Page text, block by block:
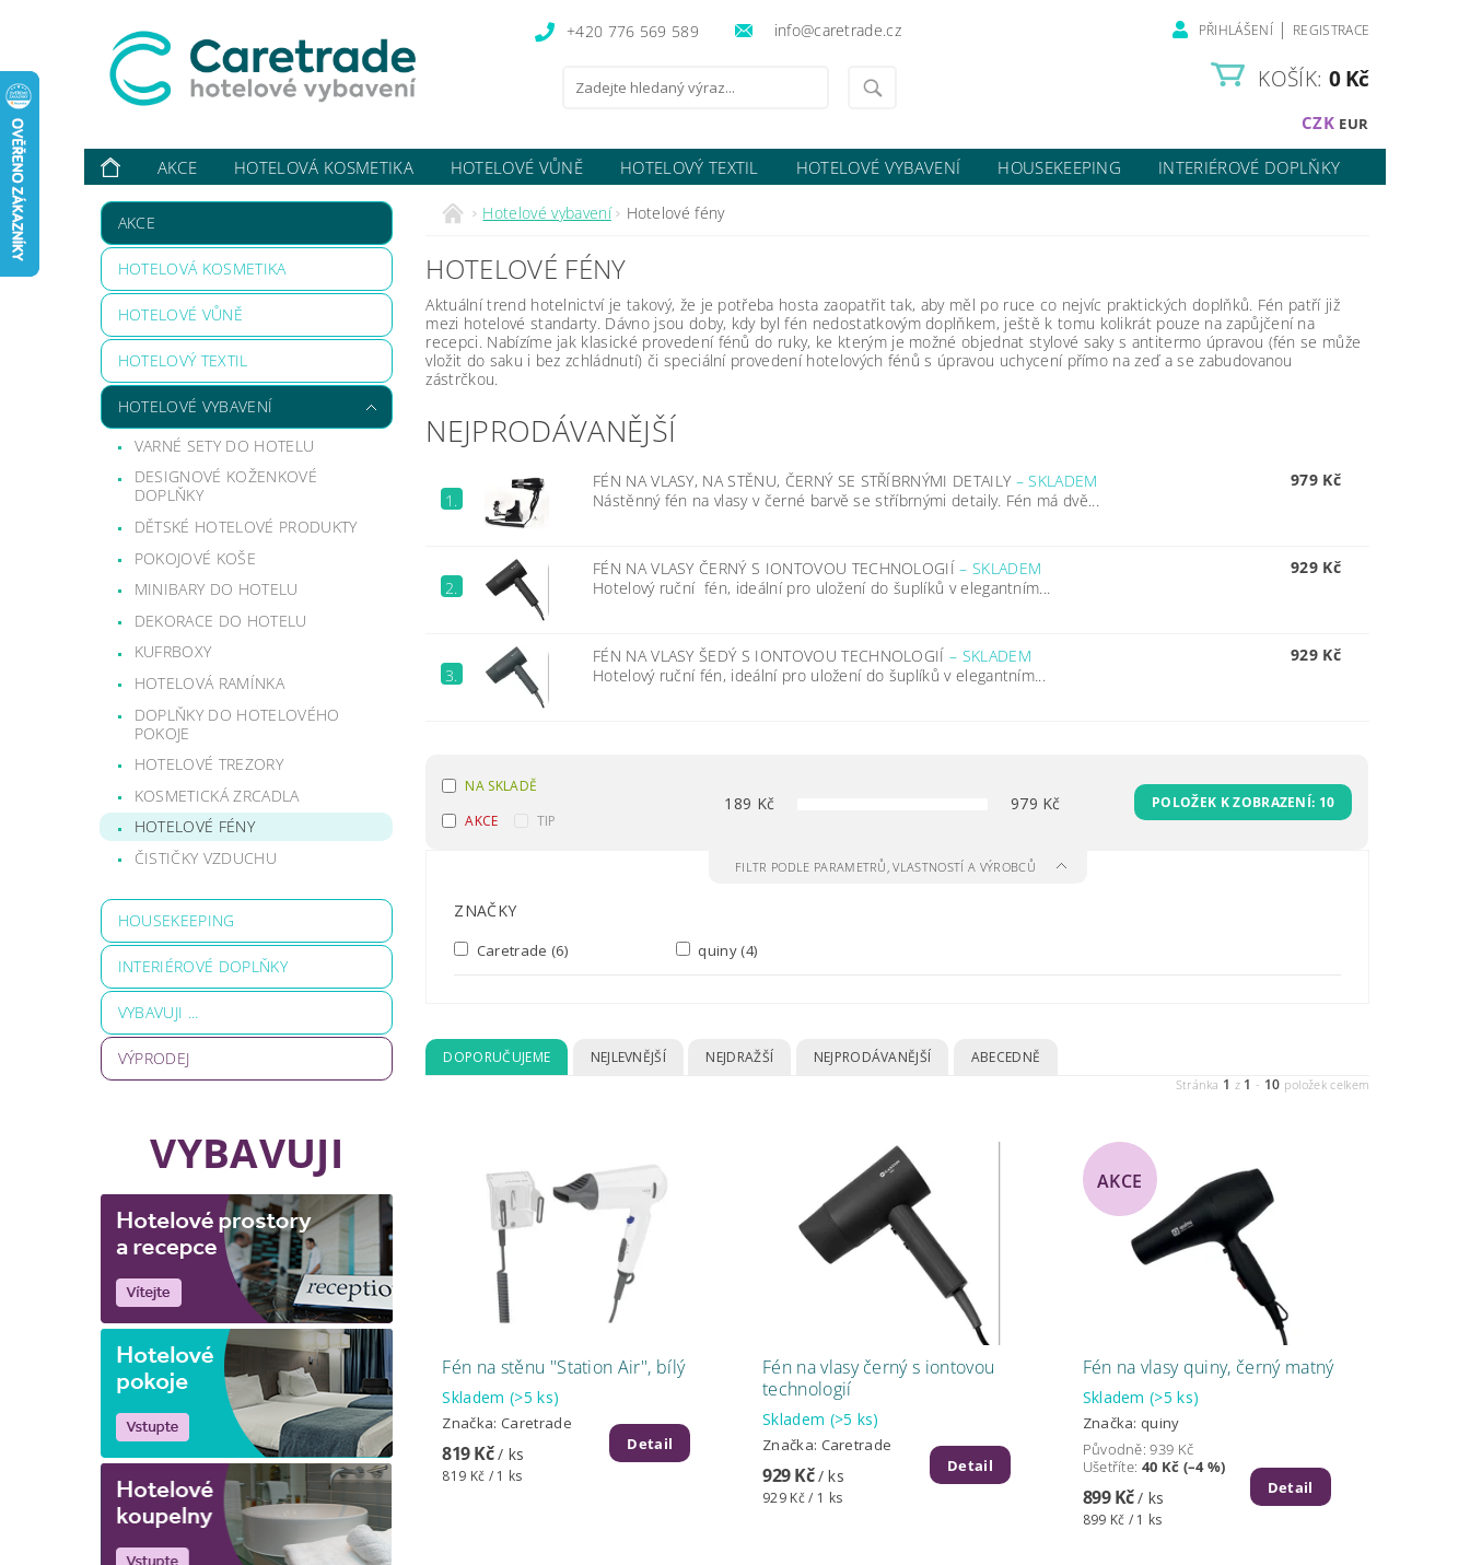
+420 776 569 589 info@caretrade.cz PŘIHLÁŠENÍ | REGISTRACE
CZK EUR
KOŠÍK: 0 Kč
AKCE HOTELOVÁ KOSMETIKA HOTELOVÉ VŮNĚ HOTELOVÝ TEXTIL HOTELOVÉ VYBAVENÍ HOUSEKEEPING
INTERIÉROVÉ DOPLŇKY
VYBAVUJI ...
KONTAKTY O NÁS HODNOCENÍ OBCHODU
AKCE
HOTELOVÁ KOSMETIKA
HOTELOVÉ VŮNĚ
HOTELOVÝ TEXTIL
HOTELOVÉ VYBAVENÍ
VARNÉ SETY DO HOTELU
DESIGNOVÉ KOŽENKOVÉ
DOPLŇKY
DĚTSKÉ HOTELOVÉ PRODUKTY
POKOJOVÉ KOŠE
MINIBARY DO HOTELU
DEKORACE DO HOTELU
KUFRBOXY
HOTELOVÁ RAMÍNKA
DOPLŇKY DO HOTELOVÉHO
POKOJE
HOTELOVÉ TREZORY
KOSMETICKÁ ZRCADLA
HOTELOVÉ FÉNY
ČISTIČKY VZDUCHU
HOUSEKEEPING
INTERIÉROVÉ DOPLŇKY
VYBAVUJI ...
VÝPRODEJ
VYBAVUJI
Hotelové vybavení Hotelové fény
HOTELOVÉ FÉNY
Aktuální trend hotelnictví je takový, že je potřeba hosta zaopatřit tak, aby měl po ruce co nejvíc praktických doplňků. Fén patří již
mezi hotelové standarty. Dávno jsou doby, kdy byl fén nedostatkovým doplňkem, ještě k tomu kolikrát pouze na zapůjčení na
recepci. Nabízíme jak klasické provedení fénů do ruky, ke kterým je možné objednat stylové saky s antitermo úpravou (fén se může
vložit do saku i bez zchládnutí) či speciální provedení hotelových fénů s úpravou uchycení přímo na zeď a se zabudovanou
zástrčkou.
NEJPRODÁVANĚJŠÍ
1.
FÉN NA VLASY, NA STĚNU, ČERNÝ SE STŘÍBRNÝMI DETAILY –SKLADEM
Nástěnný fén na vlasy v černé barvě se stříbrnými detaily. Fén má dvě...
979 Kč
2.
FÉN NA VLASY ČERNÝ S IONTOVOU TECHNOLOGIÍ–SKLADEM
Hotelový ruční fén, ideální pro uložení do šuplíků v elegantním...
929 Kč
3.
FÉN NA VLASY ŠEDÝ S IONTOVOU TECHNOLOGIÍ– SKLADEM
Hotelový ruční fén, ideální pro uložení do šuplíků v elegantním...
929 Kč
NA SKLADĚ
AKCE
TIP
189 Kč 979 Kč POLOŽEK K ZOBRAZENÍ: 10
FILTR PODLE PARAMETRŮ, VLASTNOSTÍ A VÝROBCŮ
ZNAČKY
Caretrade (6) quiny (4)
DOPORUČUJEME NEJLEVNĚJŠÍ NEJDRAŽŠÍ NEJPRODÁVANĚJŠÍ ABECEDNĚ
Stránka 1 z 1 - 10 položek celkem
Fén na stěnu ''Station Air'', bílý
Skladem (>5 ks)
Značka: Caretrade
819 Kč/ ks
819 Kč / 1 ks
Detail
Fén na vlasy černý s iontovou
technologií
Skladem (>5 ks)
Značka: Caretrade
929 Kč/ ks
929 Kč / 1 ks
Detail
AKCE
Fén na vlasy quiny, černý matný
Skladem(>5 ks)
Značka: quiny
Původně:939 Kč
Ušetříte: 40 Kč (–4 %)
899 Kč/ ks
899 Kč / 1 ks
Detail